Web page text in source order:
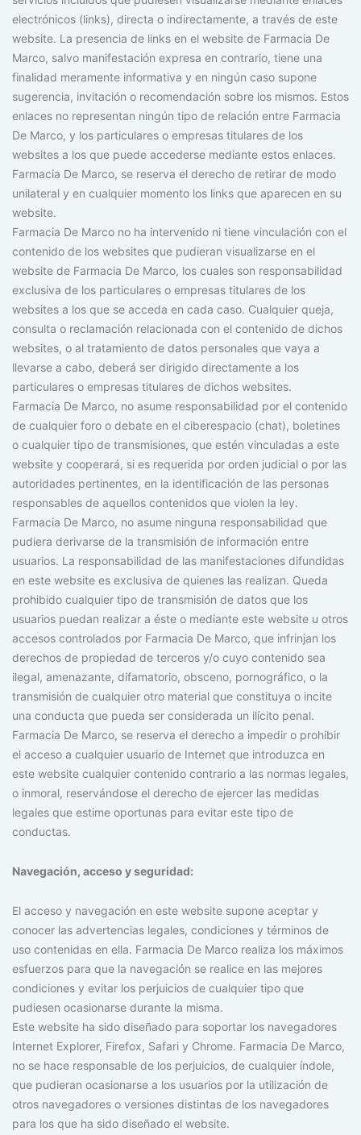
electrónicos (links), directa o indirectamente, a través de este
website. La presencia de links en el website de Farmacia De
Marco, salvo manifestación expresa en contrario, tiene una
finalidad meramente informativa y en ningún caso supone
sugerencia, invitación o recomendación sobre los mismos. Estos
enlaces no representan ningún tipo de relación entre Farmacia
De Marco, y los particulares o empresas titulares de los
websites a los que puede accederse mediante estos enlaces.
Farmacia De Marco, se reserva el derecho de retirar de modo
unilateral y en cualquier momento los links que aparecen en su
website.
Farmacia De Marco no ha intervenido ni tiene vinculación con el
contenido de los websites que pudieran visualizarse en el
website de Farmacia De Marco, los cuales son responsabilidad
exclusiva de los particulares o empresas titulares de los
websites a los que se acceda en cada caso. Cualquier queja,
consulta o reclamación relacionada con el contenido de dichos
websites, o al tratamiento de datos personales que vaya a
llevarse a cabo, deberá ser dirigido directamente a los
particulares o empresas titulares de dichos websites.
Farmacia De Marco, no asume responsabilidad por el contenido
de cualquier foro o debate en el ciberespacio (chat), boletines
o cualquier tipo de transmisiones, que estén vinculadas a este
website y cooperará, si es requerida por orden judicial o por las
autoridades pertinentes, en la identificación de las personas
responsables de aquellos contenidos que violen la ley.
Farmacia De Marco, no asume ninguna responsabilidad que
pudiera derivarse de la transmisión de información entre
usuarios. La responsabilidad de las manifestaciones difundidas
en este website es exclusiva de quienes las realizan. Queda
prohibido cualquier tipo de transmisión de datos que los
usuarios puedan realizar a éste o mediante este website u otros
accesos controlados por Farmacia De Marco, que infrinjan los
derechos de propiedad de terceros y/o cuyo contenido sea
ilegal, amenazante, difamatorio, obsceno, pornográfico, o la
transmisión de cualquier otro material que constituya o incite
una conducta que pueda ser considerada un ilícito penal.
Farmacia De Marco, se reserva el derecho a impedir o prohibir
el acceso a cualquier usuario de Internet que introduzca en
este website cualquier contenido contrario a las normas legales,
o inmoral, reservándose el derecho de ejercer las medidas
legales que estime oportunas para evitar este tipo de
conductas.
Navegación, acceso y seguridad:
El acceso y navegación en este website supone aceptar y
conocer las advertencias legales, condiciones y términos de
uso contenidas en ella. Farmacia De Marco realiza los máximos
esfuerzos para que la navegación se realice en las mejores
condiciones y evitar los perjuicios de cualquier tipo que
pudiesen ocasionarse durante la misma.
Este website ha sido diseñado para soportar los navegadores
Internet Explorer, Firefox, Safari y Chrome. Farmacia De Marco,
no se hace responsable de los perjuicios, de cualquier índole,
que pudieran ocasionarse a los usuarios por la utilización de
otros navegadores o versiones distintas de los navegadores
para los que ha sido diseñado el website.